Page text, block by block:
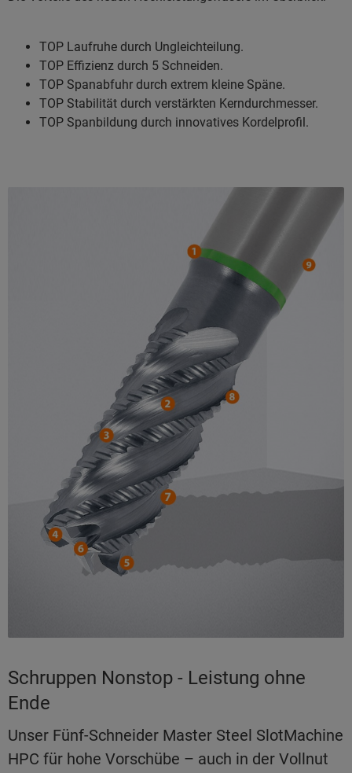
TOP Laufruhe durch Ungleichteilung.
TOP Effizienz durch 5 Schneiden.
TOP Spanabfuhr durch extrem kleine Späne.
TOP Stabilität durch verstärkten Kerndurchmesser.
TOP Spanbildung durch innovatives Kordelprofil.
Schruppen Nonstop - Leistung ohne
Ende
Unser Fünf-Schneider Master Steel SlotMachine
HPC für hohe Vorschübe – auch in der Vollnut